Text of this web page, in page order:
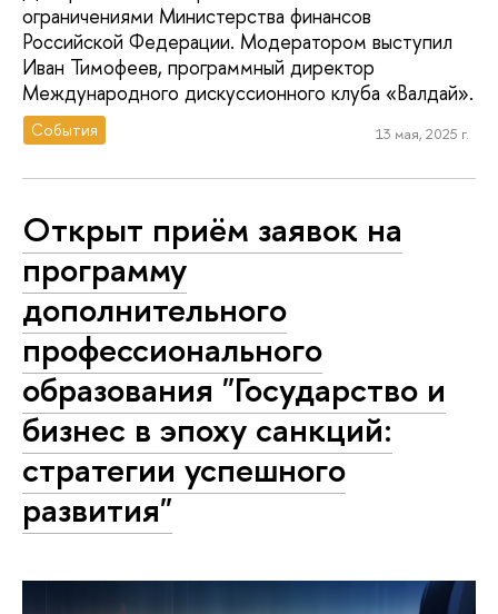
ограничениями Министерства финансов
Российской Федерации. Модератором выступил
Иван Тимофеев, программный директор
Международного дискуссионного клуба «Валдай».
События 13 мая, 2025 г.
Открыт приём заявок на
программу
дополнительного
профессионального
образования "Государство и
бизнес в эпоху санкций:
стратегии успешного
развития"